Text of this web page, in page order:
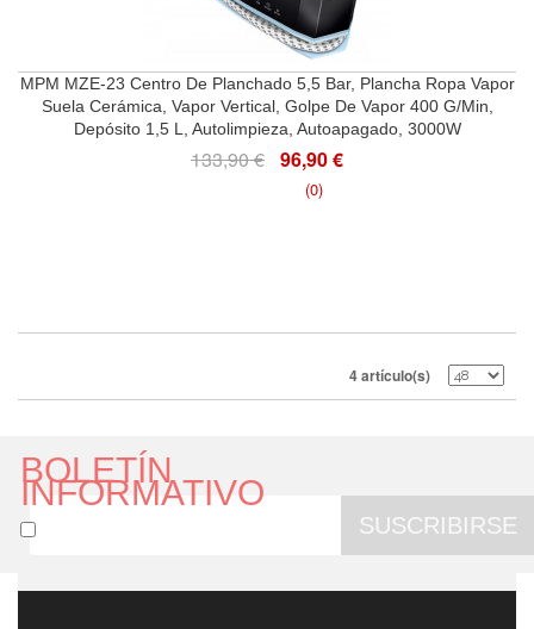
MPM MZE-23 Centro De Planchado 5,5 Bar, Plancha Ropa Vapor
Suela Cerámica, Vapor Vertical, Golpe De Vapor 400 G/min,
Depósito 1,5 L, Autolimpieza, Autoapagado, 3000W
133,90 € 96,90 €
(0)
4 artículo(s)
BOLETÍN
INFORMATIVO
SUSCRIBIRSE